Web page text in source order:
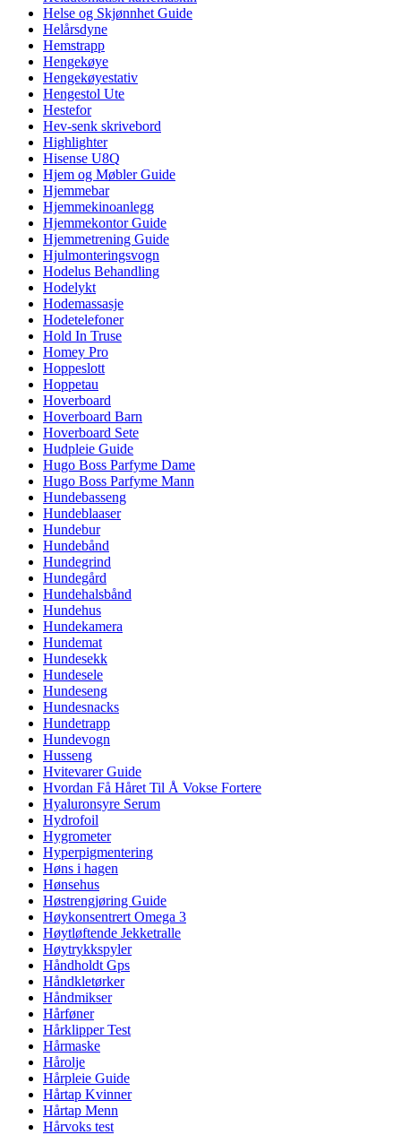
Helse og Skjønnhet Guide
Helårsdyne
Hemstrapp
Hengekøye
Hengekøyestativ
Hengestol Ute
Hestefor
Hev-senk skrivebord
Highlighter
Hisense U8Q
Hjem og Møbler Guide
Hjemmebar
Hjemmekinoanlegg
Hjemmekontor Guide
Hjemmetrening Guide
Hjulmonteringsvogn
Hodelus Behandling
Hodelykt
Hodemassasje
Hodetelefoner
Hold In Truse
Homey Pro
Hoppeslott
Hoppetau
Hoverboard
Hoverboard Barn
Hoverboard Sete
Hudpleie Guide
Hugo Boss Parfyme Dame
Hugo Boss Parfyme Mann
Hundebasseng
Hundeblaaser
Hundebur
Hundebånd
Hundegrind
Hundegård
Hundehalsbånd
Hundehus
Hundekamera
Hundemat
Hundesekk
Hundesele
Hundeseng
Hundesnacks
Hundetrapp
Hundevogn
Husseng
Hvitevarer Guide
Hvordan Få Håret Til Å Vokse Fortere
Hyaluronsyre Serum
Hydrofoil
Hygrometer
Hyperpigmentering
Høns i hagen
Hønsehus
Høstrengjøring Guide
Høykonsentrert Omega 3
Høytløftende Jekketralle
Høytrykkspyler
Håndholdt Gps
Håndkletørker
Håndmikser
Hårføner
Hårklipper Test
Hårmaske
Hårolje
Hårpleie Guide
Hårtap Kvinner
Hårtap Menn
Hårvoks test